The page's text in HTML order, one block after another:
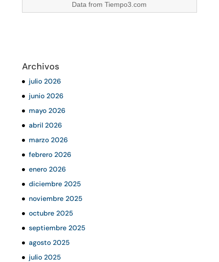
Data fromTiempo3.com
Archivos
julio 2026
junio 2026
mayo 2026
abril 2026
marzo 2026
febrero 2026
enero 2026
diciembre 2025
noviembre 2025
octubre 2025
septiembre 2025
agosto 2025
julio 2025